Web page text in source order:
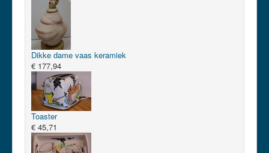
Dikke dame vaas keramiek
€ 177,94
Toaster
€ 45,71